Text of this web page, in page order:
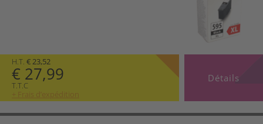
H.T. € 23,52
€ 27,99
T.T.C
+ Frais d’expédition
Détails